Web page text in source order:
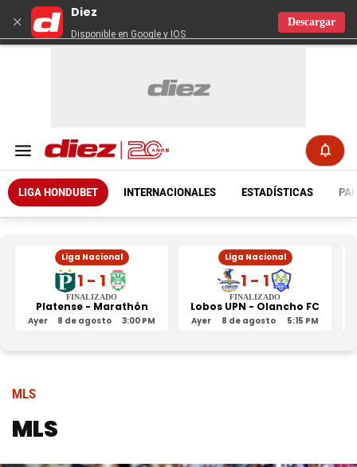
×
Diez
Disponible en Google y IOS
Descargar
LIGA HONDUBET INTERNACIONALES ESTADÍSTICAS
Liga Nacional
1 - 1
FINALIZADO
Platense - Marathón
Ayer 8 de agosto 3:00 PM
Liga Nacional
1 - 1
FINALIZADO
Lobos UPN - Olancho FC
Ayer 8 de agosto 5:15 PM
MLS
MLS